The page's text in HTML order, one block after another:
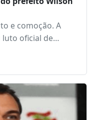
e comoção. A
luto oficial de…